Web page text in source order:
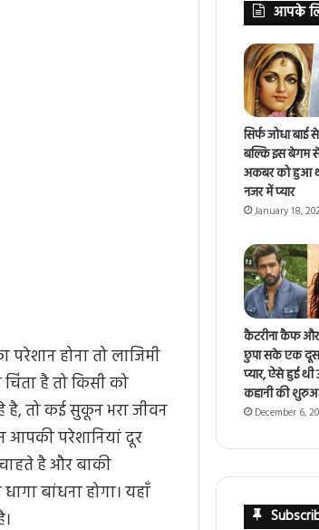
होना तो लाजिमी
है तो किसी को
है, तो कई सुकून भरा जीवन
आपकी परेशानियां दूर
है और बाकी
बांधना होगा। यहाँ
आपके
सिर्फ जोधा बाई
बल्कि इस बेगम
अकबर को हुआ
नजर में प्यार
January 18,
कैटरीना कैफ और
छुपा सके एक
प्यार, ऐसे हुई थी
कहानी की
December 6,